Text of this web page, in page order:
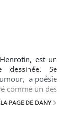
est un
dessinée. Se
la poésie
comme un des
franco-
PAGE DE DANY